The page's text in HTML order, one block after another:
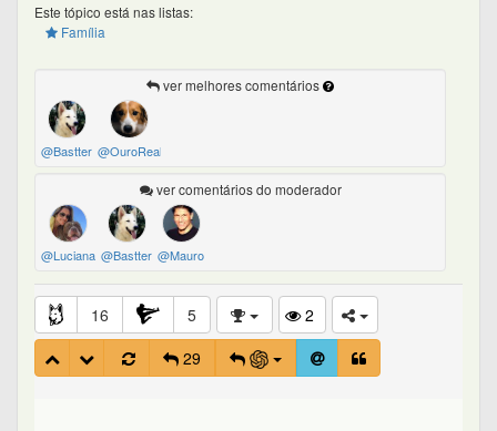
Este tópico está nas listas:
Família
ver melhores comentários
@Bastter @OuroReal
ver comentários do moderador
@Luciana @Bastter @Mauro
16 5
2
29